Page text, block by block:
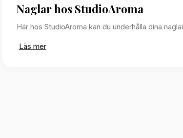
Naglar hos StudioAroma
Här hos StudioAroma kan du underhålla dina
Läs mer